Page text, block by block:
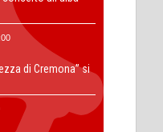
di Cremona” si